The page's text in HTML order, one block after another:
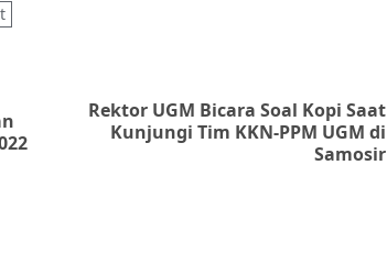
Previous
Next
Rektor UGM Bicara Soal Kopi Saat
Kunjungi Tim KKN-PPM UGM di
Samosir